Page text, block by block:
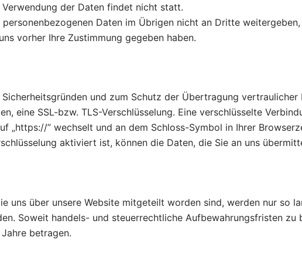
der Daten findet nicht statt.
Daten im Übrigen nicht an Dritte
vorher Ihre Zustimmung gegeben haben.
und zum Schutz der Übertragung
eine SSL-bzw. TLS-Verschlüsselung. Eine verschlüsselte
„https://” wechselt und an dem Schloss-Symbol in Ihrer
aktiviert ist, können die Daten, die Sie an uns
uns über unsere Website mitgeteilt worden sind, werden nur so
Soweit handels- und steuerrechtliche Aufbewahrungsfristen zu
betragen.